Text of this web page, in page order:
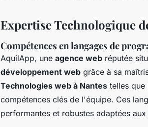
Expertise Technologique
Compétences en langages de
AquilApp, une agence web réputée
développement web grâce à sa
Technologies web à Nantes telles que
compétences clés de l'équipe. Ces
performantes et robustes adaptées